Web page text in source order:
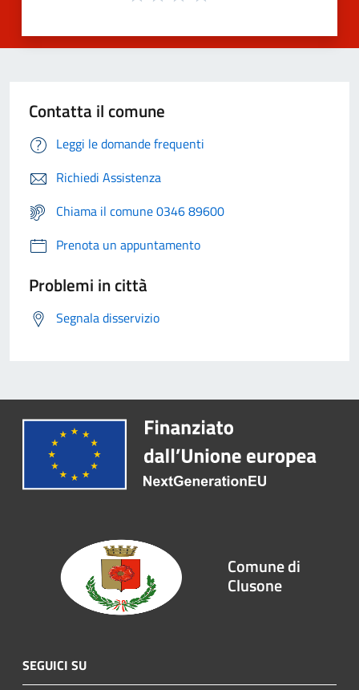
Contatta il comune
Leggi le domande frequenti
Richiedi Assistenza
Chiama il comune 0346 89600
Prenota un appuntamento
Problemi in città
Segnala disservizio
Comune di
Clusone
SEGUICI SU